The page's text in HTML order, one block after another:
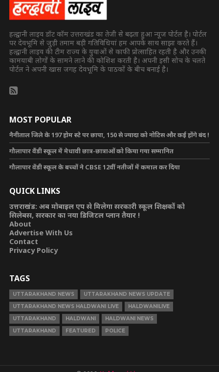
हल्द्वानी लाइव डॉट कॉम उत्तराखंड का तेजी से बढ़ता हुआ न्यूज पोर्टल है। पोर्टल
पर देवभूमि से जुड़ी तमाम बड़ी गतिविधियां हम आपके साथ साझा करते हैं।
हल्द्वानी लाइव की टीम राज्य के युवाओं से काफी प्रोत्साहित रहती है और उनकी
कामयाबी लोगों के सामने लाने की कोशिश करती है। अपनी इसी सोच के चलते
पोर्टल ने अपनी खास जगह देवभूमि के पाठकों के बीच बनाई है।
MOST POPULAR
नैनीताल जिले के 197 होम स्टे पर छापा, 150 से ज्यादा को नोटिस और कई होंगे बंद !
गौलापार वैंडी स्कूल में मेधावी छात्र-छात्राओं को किया गया सम्मानित
गौलापार वेंडी स्कूल के बच्चों ने CBSE 12वीं नतीजों में कमाल कर दिया
QUICK LINKS
उत्तराखंड: अब मोबाइल एप से मिलेगा सरकारी स्कूल शिक्षकों को
सिलेबस, सरकार का नया डिजिटल प्लान तैयार !
About
Advertise With Us
Contact
Privacy Policy
TAGS
UTTARAKHAND NEWS
UTTARAKHAND NEWS UPDATE
UTTARAKHAND NEWS HALDWANI LIVE
HALDWANILIVE
UTTARAKHAND
HALDWANI
HALDWANI NEWS
UTTARAKHAND
FEATURED POLICE